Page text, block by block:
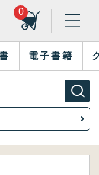
0
電子書籍